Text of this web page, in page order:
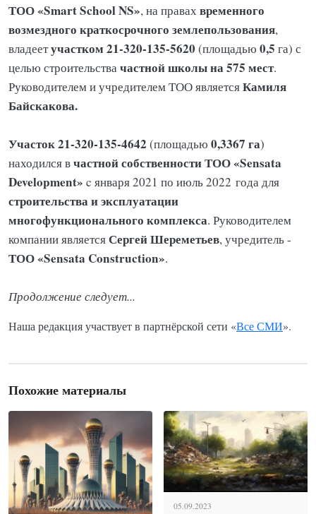
ТОО «Smart School NS», на правах временного
возмездного краткосрочного землепользования,
владеетучастком 21-320-135-5620 (площадью 0,5 га) с
целью строительства частной школы на 575 мест.
Руководителем и учредителем ТОО являетсяКамиля
Байскакова.
Участок 21-320-135-4642 (площадью 0,3367 га)
находился вчастной собственности ТОО «Sensata
Development» c января 2021 по июль 2022 года для
строительства и эксплуатации
многофункционального комплекса. Руководителем
компании являетсяСергей Шереметьев, учредитель -
ТОО «Sensata Construction».
Продолжение следует...
Наша редакция участвует в партнёрской сети «Все СМИ».
Похожие материалы
05.09.2023